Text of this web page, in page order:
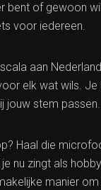
bent of gewoon
voor iedereen.
aan
elk wat wils.
jouw stem passen.
Haal die
nu zingt als
manier